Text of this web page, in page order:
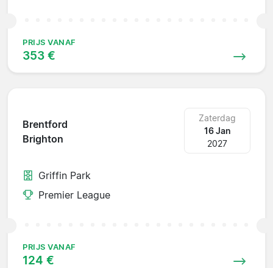
PRIJS VANAF
353 €
Brentford
Brighton
Zaterdag
16 Jan
2027
Griffin Park
Premier League
PRIJS VANAF
124 €